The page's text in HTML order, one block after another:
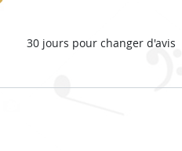
30 jours pour changer d'avis